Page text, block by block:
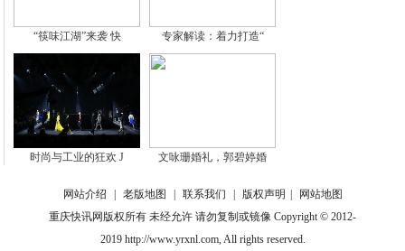
“筷味江湖”来袭 快 专家解读：着力打造“
时尚与工业的狂欢 J 文咏珊婚礼，郭碧婷婚
网站介绍 老版地图 联系我们 版权声明
网站地图
重庆快讯网版权所有 未经允许 请勿复制或镜像 Copyright © 2012-
2019 http://www.yrxnl.com, All rights reserved.